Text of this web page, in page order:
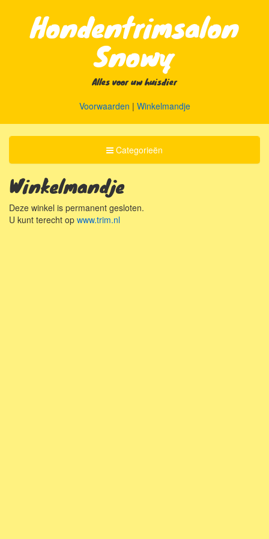
Hondentrimsalon
Snowy
Alles voor uw huisdier
Voorwaarden | Winkelmandje
Toggle
Categorieën
Categorieën
Winkelmandje
Deze winkel is permanent gesloten.
U kunt terecht op www.trim.nl